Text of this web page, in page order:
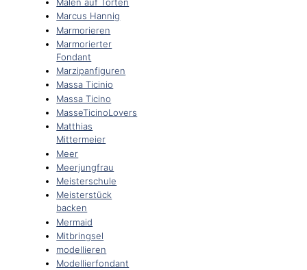
Marcus Hannig
Marmorieren
Marmorierter
Fondant
Marzipanfiguren
Massa Ticinio
Massa Ticino
MasseTicinoLovers
Matthias
Mittermeier
Meer
Meerjungfrau
Meisterschule
Meisterstück
backen
Mermaid
Mitbringsel
modellieren
Modellierfondant